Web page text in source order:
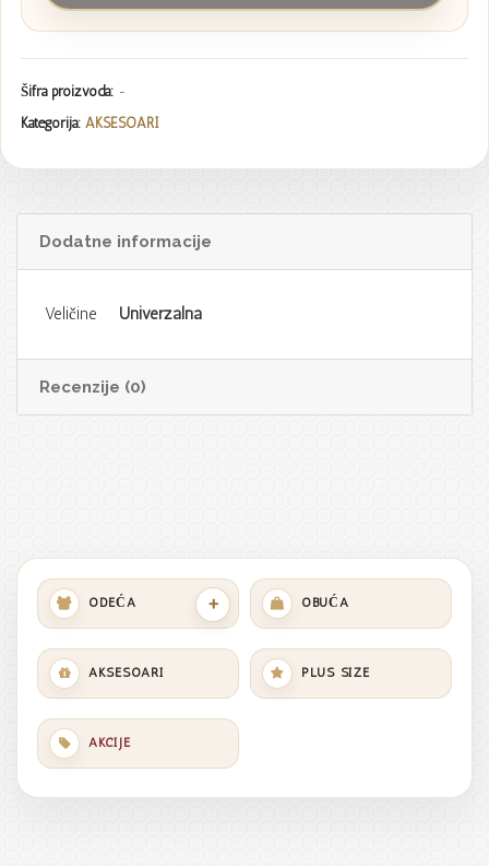
Šifra proizvoda: -
Kategorija: AKSESOARI
Dodatne informacije
Veličine Univerzalna
Recenzije (0)
ODEĆA + OBUĆA
AKSESOARI PLUS SIZE
AKCIJE